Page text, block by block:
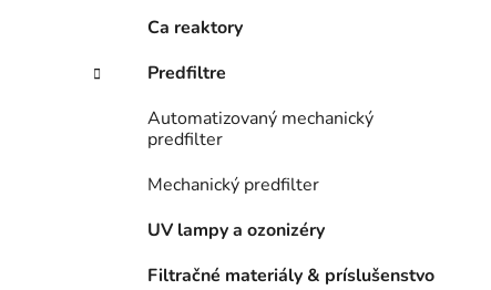
Ca reaktory
Predfiltre
Automatizovaný mechanický
predfilter
Mechanický predfilter
UV lampy a ozonizéry
Filtračné materiály & príslušenstvo